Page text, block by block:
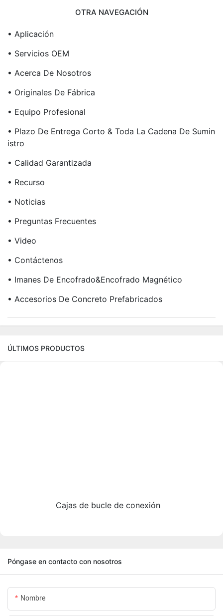
OTRA NAVEGACIÓN
• Aplicación
• Servicios OEM
• Acerca De Nosotros
• Originales De Fábrica
• Equipo Profesional
• Plazo De Entrega Corto & Toda La Cadena De Sumin
Istro
• Calidad Garantizada
• Recurso
• Noticias
• Preguntas Frecuentes
• Video
• Contáctenos
• Imanes De Encofrado&Encofrado Magnético
• Accesorios De Concreto Prefabricados
ÚLTIMOS PRODUCTOS
Cajas de bucle de conexión
Póngase en contacto con nosotros
Nombre